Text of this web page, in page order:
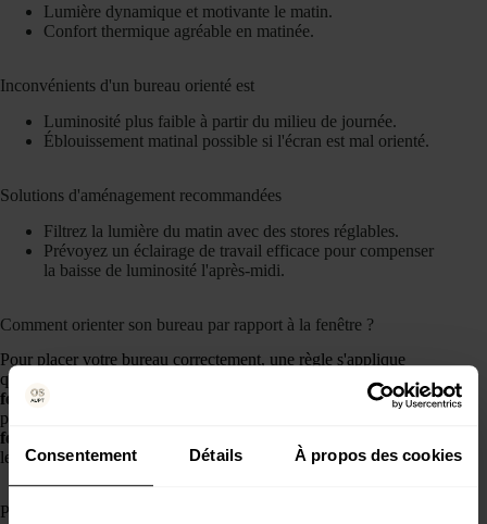
Consentement Détails À propos des cookies
Lumière dynamique et motivante le matin.
Confort thermique agréable en matinée.
Inconvénients d'un bureau orienté est
Luminosité plus faible à partir du milieu de journée.
Éblouissement matinal possible si l'écran est mal orienté.
Solutions d'aménagement recommandées
Filtrez la lumière du matin avec des stores réglables.
Prévoyez un éclairage de travail efficace pour compenser
la baisse de luminosité l'après-midi.
Comment orienter son bureau par rapport à la fenêtre ?
Pour placer votre bureau correctement, une règle s'applique
quelle que soit l'exposition :
évitez de mettre l'écran face à la
fenêtre
. La position la
plus confortable est celle où l'écran est
fenêtre
le réglage de la luminosité à tout moment de la journée.
Pour aller plus loin dans la conception de votre espace de